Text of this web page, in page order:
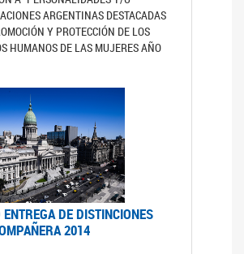
ARGENTINAS DESTACADAS
Y PROTECCIÓN DE LOS
HUMANOS DE LAS MUJERES AÑO
ENTREGA DE DISTINCIONES
2014